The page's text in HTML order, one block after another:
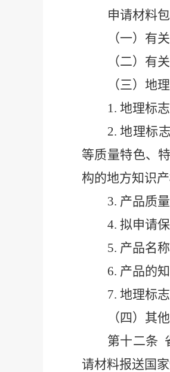
申请材料包
（一） 有
（二）有
（三）地
1. 地理标
2. 地理标
等质量特色、
构的地方知识
3. 产品质
4. 拟申请
5. 产品名
6. 产品的
7. 地理标
（四）其
第十二条
请材料报送国